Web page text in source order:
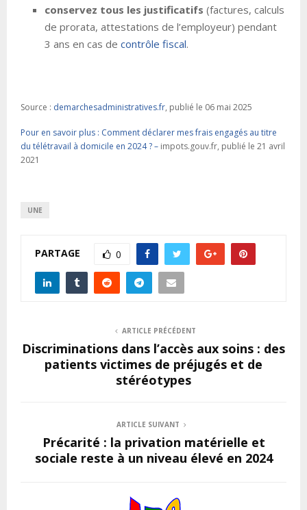
conservez tous les justificatifs (factures, calculs
de prorata, attestations de l’employeur) pendant
3 ans en cas de contrôle fiscal.
Source : demarchesadministratives.fr, publié le 06 mai 2025
Pour en savoir plus : Comment déclarer mes frais engagés au titre
du télétravail à domicile en 2024 ? – impots.gouv.fr, publié le 21 avril
2021
UNE
PARTAGE 0
ARTICLE PRÉCÉDENT
Discriminations dans l’accès aux soins : des
patients victimes de préjugés et de
stéréotypes
ARTICLE SUIVANT
Précarité : la privation matérielle et
sociale reste à un niveau élevé en 2024